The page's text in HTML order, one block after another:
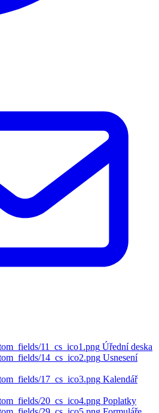
Úřední deska
Usnesení
Kalendář
Poplatky